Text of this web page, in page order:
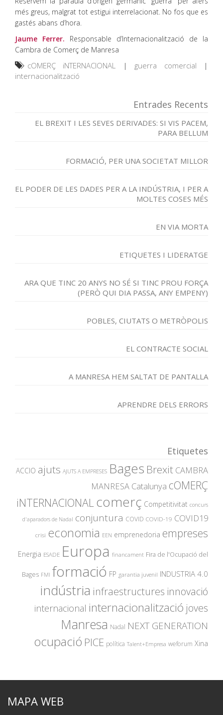
més greus, malgrat tot estigui interrelacionat. No fos que es
gastés abans d’hora.
Jaume Ferrer. Responsable d’Internacionalització de la
Cambra de Comerç de Manresa
cOMERÇ iNTERNACIONAL | guerra comercial |
internacionalització
Entrades Recents
EL BREXIT I LES SEVES DERIVADES: SI VIS PACEM,
PARA BELLUM
FORMACIÓ, PER UNA SOCIETAT MILLOR
EL PODER DE LES DADES PER A LA INDÚSTRIA, I PER A
MOLTES COSES MÉS
EN VIA MORTA
ETIQUETES I LIDERATGE
ARA QUE TINC 20 ANYS NO SÉ SI TINC PROU FORÇA
(PERÒ QUI DIA PASSA, ANY EMPENY)
POBLES, CIUTATS O METRÒPOLIS
EL CONTRACTE SOCIAL
A MANRESA HEM SALTAT DE PANTALLA
APRENDRE DELS ERRORS
Etiquetes
ACCIO ajuts AJUTS A EMPRESES Bages Brexit CAMBRA
MANRESA Catalunya cOMERÇ
iNTERNACIONAL comerç Competitivitat concurs
d'aparadors de Nadal conjuntura COVID COVID-19 COVID19
crisi economia EEN emprenedoria empreses
Energia ESADE Europa financament Fira de l'Ocupació del
Bages FMI formació FP garantia juvenil INDUSTRIA 4.0
indústria infraestructures innovació
internacional internacionalització joves
Manresa Nadal NEXT GENERATION
ocupació PICE política Talent+Empresa weforum Xina
MAPA WEB